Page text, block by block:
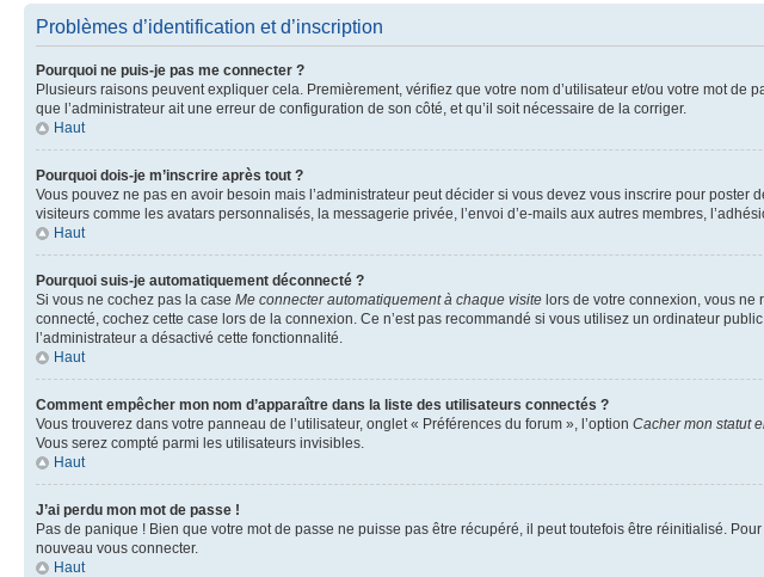
Problèmes d’identification et d’inscription
Pourquoi ne puis-je pas me connecter ?
Plusieurs raisons peuvent expliquer cela. Premièrement, vérifiez que votre nom d’utilisateur et/ou votre mot de
que l’administrateur ait une erreur de configuration de son côté, et qu’il soit nécessaire de la corriger.
Haut
Pourquoi dois-je m’inscrire après tout ?
Vous pouvez ne pas en avoir besoin mais l’administrateur peut décider si vous devez vous inscrire pour
visiteurs comme les avatars personnalisés, la messagerie privée, l’envoi d’e-mails aux autres membres,
Haut
Pourquoi suis-je automatiquement déconnecté ?
Si vous ne cochez pas la case Me connecter automatiquement à chaque visite lors de votre connexion, vous ne
connecté, cochez cette case lors de la connexion. Ce n’est pas recommandé si vous utilisez un ordinateur
l’administrateur a désactivé cette fonctionnalité.
Haut
Comment empêcher mon nom d’apparaître dans la liste des utilisateurs connectés ?
Vous trouverez dans votre panneau de l’utilisateur, onglet « Préférences du forum », l’option Cacher mon statut
Vous serez compté parmi les utilisateurs invisibles.
Haut
J’ai perdu mon mot de passe !
Pas de panique ! Bien que votre mot de passe ne puisse pas être récupéré, il peut toutefois être réinitialisé.
nouveau vous connecter.
Haut